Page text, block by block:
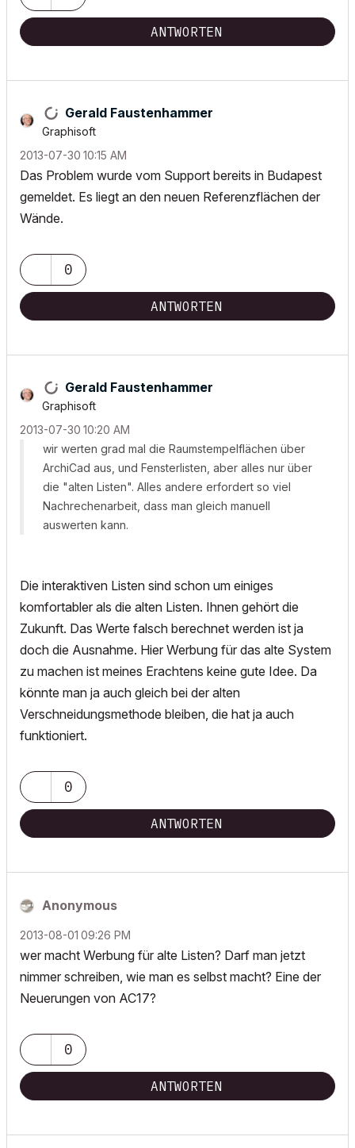
ANTWORTEN
Gerald Faustenhammer
Graphisoft
‎2013-07-30 10:15 AM
Das Problem wurde vom Support bereits in Budapest
gemeldet. Es liegt an den neuen Referenzflächen der
Wände.
0
ANTWORTEN
Gerald Faustenhammer
Graphisoft
‎2013-07-30 10:20 AM
wir werten grad mal die Raumstempelflächen über
ArchiCad aus, und Fensterlisten, aber alles nur über
die "alten Listen". Alles andere erfordert so viel
Nachrechenarbeit, dass man gleich manuell
auswerten kann.
Die interaktiven Listen sind schon um einiges
komfortabler als die alten Listen. Ihnen gehört die
Zukunft. Das Werte falsch berechnet werden ist ja
doch die Ausnahme. Hier Werbung für das alte System
zu machen ist meines Erachtens keine gute Idee. Da
könnte man ja auch gleich bei der alten
Verschneidungsmethode bleiben, die hat ja auch
funktioniert.
0
ANTWORTEN
Anonymous
‎2013-08-01 09:26 PM
wer macht Werbung für alte Listen? Darf man jetzt
nimmer schreiben, wie man es selbst macht? Eine der
Neuerungen von AC17?
0
ANTWORTEN